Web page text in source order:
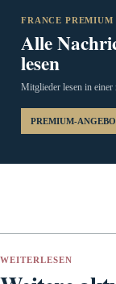
FRANCE PREMIUM
Alle
lesen
Mitglieder lesen in einer
PREMIUM-
WEITERLESEN